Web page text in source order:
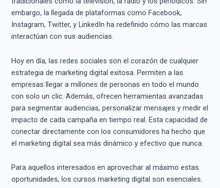
embargo, la llegada de plataformas como Facebook,
Instagram, Twitter, y LinkedIn ha redefinido cómo las marcas
interactúan con sus audiencias.
Hoy en día, las redes sociales son el corazón de cualquier
estrategia de marketing digital exitosa. Permiten a las
empresas llegar a millones de personas en todo el mundo
con solo un clic. Además, ofrecen herramientas avanzadas
para segmentar audiencias, personalizar mensajes y medir el
impacto de cada campaña en tiempo real. Esta capacidad de
conectar directamente con los consumidores ha hecho que
el marketing digital sea más dinámico y efectivo que nunca.
Para aquellos interesados en aprovechar al máximo estas
oportunidades, los cursos marketing digital son esenciales.